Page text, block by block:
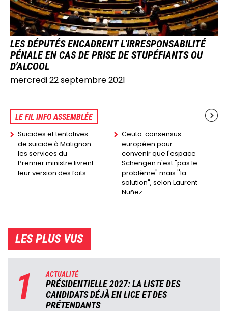
LES DÉPUTÉS ENCADRENT L'IRRESPONSABILITÉ
PÉNALE EN CAS DE PRISE DE STUPÉFIANTS OU
D'ALCOOL
mercredi 22 septembre 2021
LE FIL INFO ASSEMBLÉE
Suicides et tentatives
de suicide à Matignon:
les services du
Premier ministre livrent
leur version des faits
Ceuta: consensus
européen pour
convenir que l'espace
Schengen n'est "pas le
problème" mais ''la
solution", selon Laurent
Nuñez
LES PLUS VUS
1 ACTUALITÉ
PRÉSIDENTIELLE 2027: LA LISTE DES
CANDIDATS DÉJÀ EN LICE ET DES
PRÉTENDANTS